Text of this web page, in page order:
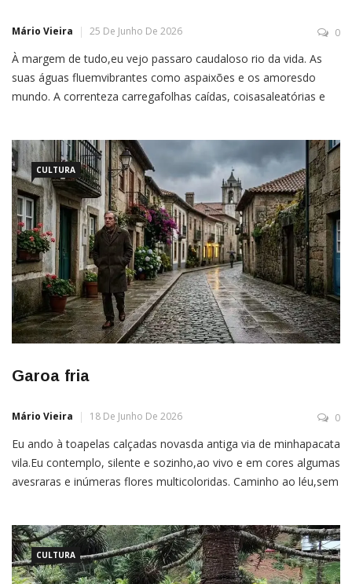
Mário Vieira 25 De Junho De 2026 0
À margem de tudo,eu vejo passaro caudaloso rio da vida. As
suas águas fluemvibrantes como aspaixões e os amoresdo
mundo. A correnteza carregafolhas caídas, coisasaleatórias e
contornasuave os obstáculos dotrajeto talhado no leitovivo do
rio Ela segue firme e
CULTURA
Garoa fria
Mário Vieira 18 De Junho De 2026 0
Eu ando à toapelas calçadas novasda antiga via de minhapacata
vila.Eu contemplo, silente e sozinho,ao vivo e em cores algumas
avesraras e inúmeras flores multicoloridas. Caminho ao léu,sem
nunca. Agora, mesmo a contragosto, apertoo passo, […]
CULTURA